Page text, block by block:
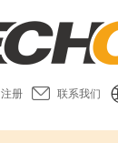
注册 联系我们